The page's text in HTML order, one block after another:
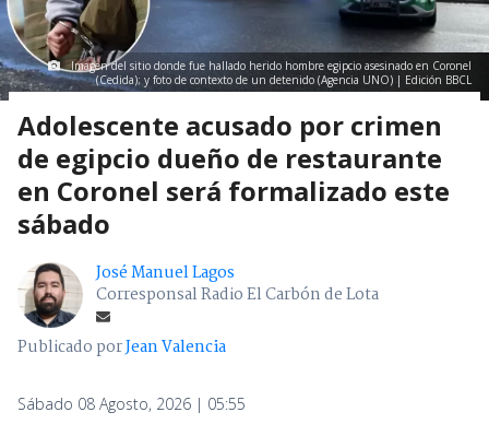
Imagen del sitio donde fue hallado herido hombre egipcio asesinado en Coronel
(Cedida); y foto de contexto de un detenido (Agencia UNO) | Edición BBCL
Adolescente acusado por crimen
de egipcio dueño de restaurante
en Coronel será formalizado este
sábado
José Manuel Lagos
Corresponsal Radio El Carbón de Lota
Publicado porJean Valencia
Sábado 08 Agosto, 2026 | 05:55